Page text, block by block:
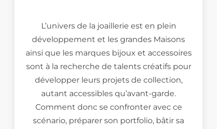
L’univers de la joaillerie est en plein
développement et les grandes Maisons
ainsi que les marques bijoux et accessoires
sont à la recherche de talents créatifs pour
développer leurs projets de collection,
autant accessibles qu’avant-garde.
Comment donc se confronter avec ce
scénario, préparer son portfolio, bâtir sa